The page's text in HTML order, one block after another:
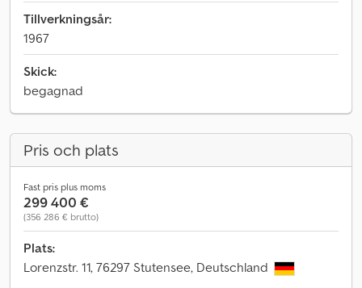
Tillverkningsår:
1967
Skick:
begagnad
Pris och plats
Fast pris plus moms
299 400 €
(356 286 € brutto)
Plats:
Lorenzstr. 11, 76297 Stutensee, Deutschland